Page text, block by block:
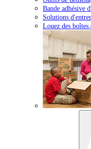
Bande adhésive
Solutions
Louez des boîtes